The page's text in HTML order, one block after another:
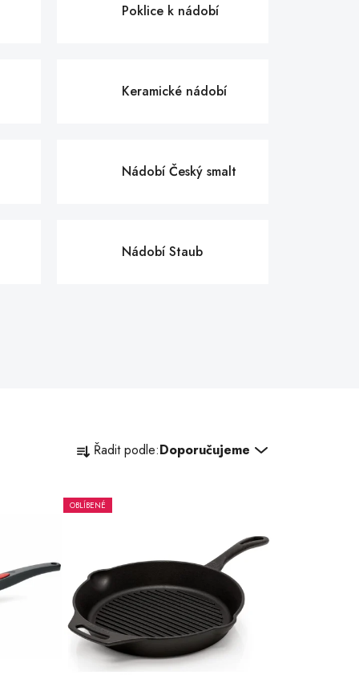
Poklice k nádobí
Keramické nádobí
Nádobí Český smalt
Nádobí Staub
Ř
a
e
n
r
o
d
u
k
Řadit podle:Doporučujeme
OBLÍBENÉ